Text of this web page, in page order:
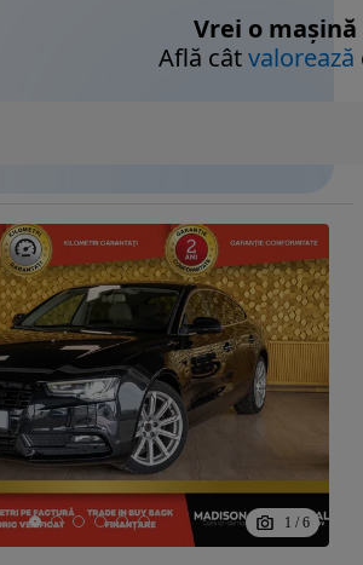
Vrei o mașină
Află câtvalorează
1 / 6